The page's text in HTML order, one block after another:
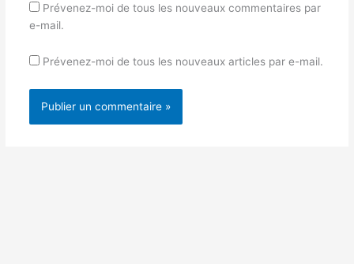
Prévenez-moi de tous les nouveaux commentaires par
e-mail.
Prévenez-moi de tous les nouveaux articles par e-mail.